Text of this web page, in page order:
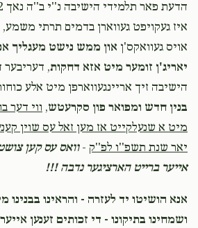
איז געקויפט געווארן בדמים תרתי
אויס געוואקס'ן און ממש נישט מעגליך
יאריג'ן זומער מיט אזא דחקות,
הישיבה זיך אריינגעווארפן מיט אלע
בנין חדש ומפואר פון סקרעטש, ווי דער
מיט א שנעלקייט אז מען זאל עס שוין
יאר שנת תשפ''ו לפ''ק -וואס עס קען
אייער ברייט הארציגער נדבה !!!
אנא הושיטו יד לעזרה - והראינו בבנינו
ושמחינו בתיקונו - די זכותים זענען